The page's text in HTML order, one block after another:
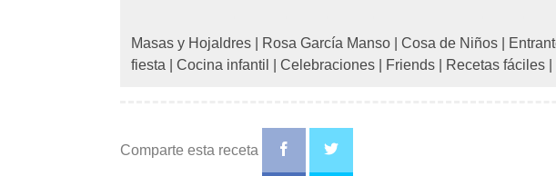
Masas y Hojaldres Rosa García Manso Cosa de Niños
fiesta
Cocina infantil Celebraciones Friends Recetas fáciles
Comparte esta receta